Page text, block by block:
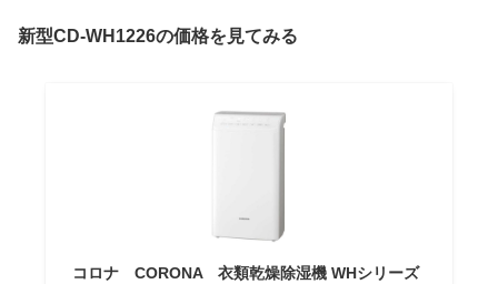
新型CD-WH1226の価格を見てみる
コロナ CORONA 衣類乾燥除湿機 WHシリーズ